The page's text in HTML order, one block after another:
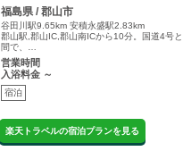
福島県 / 郡山市
谷田川駅9.65km 安積永盛駅2.83km
郡山駅,郡山IC,郡山南ICから10分。国道4号
間で、…
営業時間
入浴料金 ～
宿泊
楽天トラベルの宿泊プランを見る